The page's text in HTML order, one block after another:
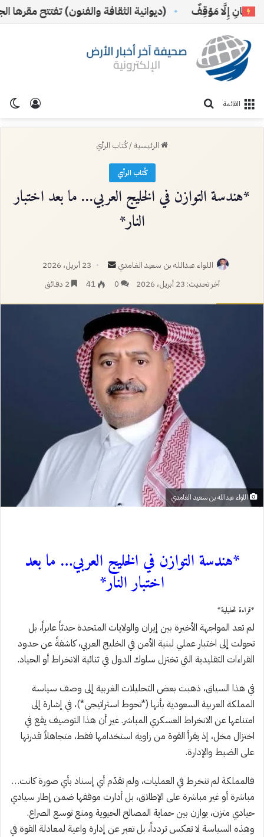
إِلَّا مَوْقِفٌ (ديوانية الثقافة والفنون) تفتتح مقرها
تسجيل القائمة
الرئيسية/كُتاب الرأي
كُتاب الرأي
*هندسة التوازن في الخليج العربي… ما بعد اختبار
النار*
اللواء عبدالله بن سعيد الغامدي
أرسل
بريدا
23 أبريل، 2026
آخر تحديث: 23 أبريل، 2026
0
41
اللواء عبدالله بن سعيد الغامدي
*هندسة التوازن في الخليج العربي… ما بعد
اختبار النار*
*قراءة تحليلية*
لم تعد المواجهة الأخيرة بين إيران والولايات المتحدة حدثاً عابراً، بل
تحولت إلى اختبار عملي لبنية الأمن في الخليج العربي، كاشفةً عن حدود
القراءات التقليدية التي تختزل سلوك الدول في ثنائية الانخراط أو الحياد.
في هذا السياق، ذهبت بعض التحليلات الغربية إلى وصف سياسة
المملكة العربية السعودية بأنها (*تحوط استراتيجي*)، في إشارة إلى
امتناعها عن الانخراط العسكري المباشر. غير أن هذا التوصيف يقع في
اختزال مخل، إذ يقرأ القوة من زاوية استخدامها فقط، متجاهلاً قدرتها
على الضبط والإدارة.
فالمملكة لم تنخرط في العمليات، ولم تقدّم أي إسناد بأي صورة كانت…
مباشرة أو غير مباشرة على الإطلاق، بل أدارت موقفها ضمن إطار سيادي
حيادي متزن، يوازن بين حماية المصالح الحيوية ومنع توسع الصراع.
وهذه السياسة لا تعكس تردداً، بل تعبر عن إدارة واعية لمعادلة القوة في